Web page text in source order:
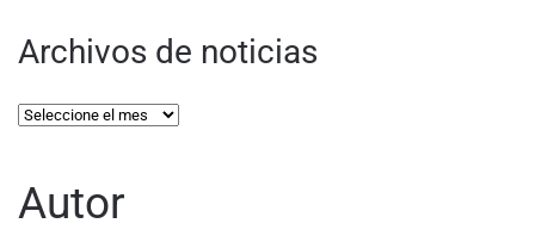
Archivos de noticias
Archivos
Autor